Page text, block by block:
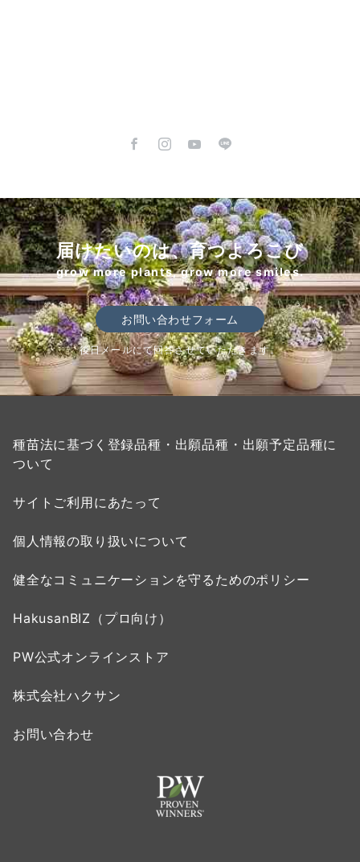
届けたいのは、育つよろこび
grow more plants, grow more smiles.
お問い合わせフォーム
後日メールにて回答させていただきます。
種苗法に基づく登録品種・出願品種・出願予定品種に
ついて
サイトご利用にあたって
個人情報の取り扱いについて
健全なコミュニケーションを守るためのポリシー
HakusanBIZ（プロ向け）
PW公式オンラインストア
株式会社ハクサン
お問い合わせ